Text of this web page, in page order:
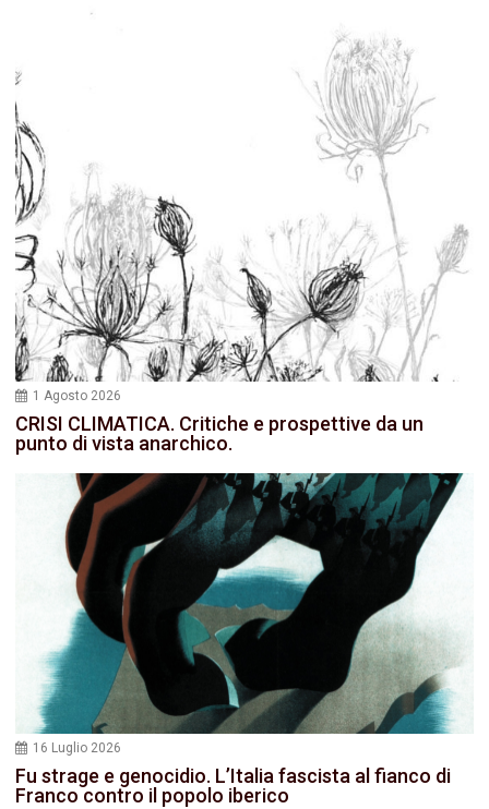
1 Agosto 2026
CRISI CLIMATICA. Critiche e prospettive da un
punto di vista anarchico.
16 Luglio 2026
Fu strage e genocidio. L’Italia fascista al fianco di
Franco contro il popolo iberico